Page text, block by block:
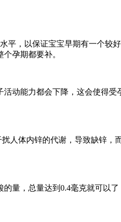
平，以保证宝宝早期有一个较
孕期都要补。
动能力都会下降，这会使得受
人体内锌的代谢，导致缺锌，
量，总量达到0.4毫克就可以